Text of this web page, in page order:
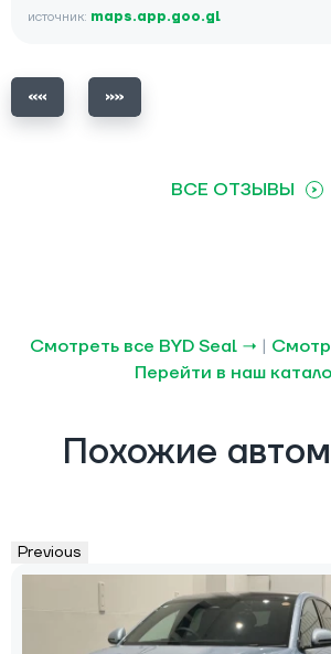
источник: maps.app.goo.gl
ВСЕ ОТЗЫВЫ
Смотреть все BYD Seal → |
Перейти в наш
Похожие
Previous